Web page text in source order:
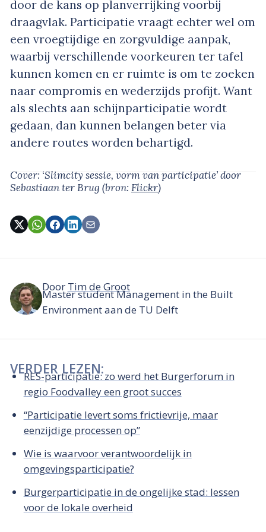
door de kans op planverrijking voorbij
draagvlak. Participatie vraagt echter wel om
een vroegtijdige en zorgvuldige aanpak,
waarbij verschillende voorkeuren ter tafel
kunnen komen en er ruimte is om te zoeken
naar compromis en wederzijds profijt. Want
als slechts aan schijnparticipatie wordt
gedaan, dan kunnen belangen beter via
andere routes worden behartigd.
Cover: ‘Slimcity sessie, vorm van participatie’door
Sebastiaan ter Brug (bron: Flickr)
Door Tim de Groot
Master student Management in the Built
Environment aan de TU Delft
VERDER LEZEN:
RES-participatie: zo werd het Burgerforum in
regio Foodvalley een groot succes
“Participatie levert soms frictievrije, maar
eenzijdige processen op”
Wie is waarvoor verantwoordelijk in
omgevingsparticipatie?
Burgerparticipatie in de ongelijke stad: lessen
voor de lokale overheid